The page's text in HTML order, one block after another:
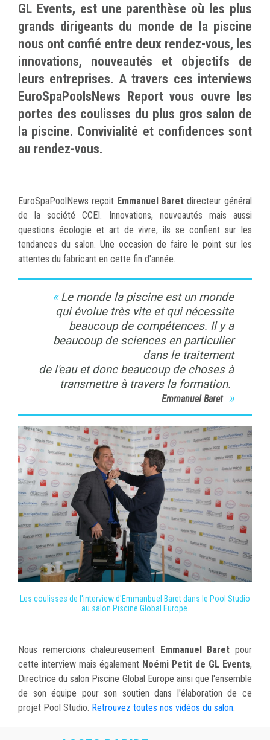
GL Events, est une parenthèse où les plus
grands dirigeants du monde de la piscine
nous ont confié entre deux rendez-vous, les
innovations, nouveautés et objectifs de
leurs entreprises. A travers ces interviews
EuroSpaPoolsNews Report vous ouvre les
portes des coulisses du plus gros salon de
la piscine. Convivialité et confidences sont
au rendez-vous.
EuroSpaPoolNews reçoit Emmanuel Baret directeur général
de la société CCEI. Innovations, nouveautés mais aussi
questions écologie et art de vivre, ils se confient sur les
tendances du salon. Une occasion de faire le point sur les
attentes du fabricant en cette fin d'année.
Le monde la piscine est un monde
qui évolue très vite et qui nécessite
beaucoup de compétences. Il y a
beaucoup de sciences en particulier
dans le traitement
de l'eau et donc beaucoup de choses à
transmettre à travers la formation.
Emmanuel Baret
Les coulisses de l'interview d'Emmanbuel Baretdans le Pool Studio
au salon Piscine Global Europe.
Nous remercions chaleureusement Emmanuel Baret pour
cette interview mais également Noémi Petit de GL Events,
Directrice du salon Piscine Global Europe ainsi que l'ensemble
de son équipe pour son soutien dans l'élaboration de ce
projet Pool Studio. Retrouvez toutes nos vidéos du salon.